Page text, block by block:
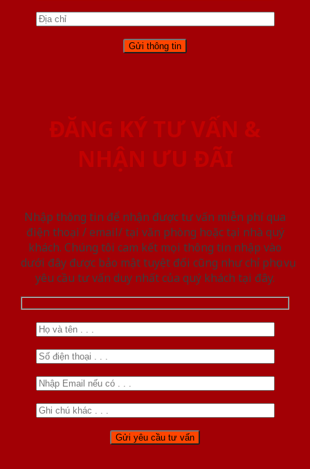
ĐĂNG KÝ TƯ VẤN &
NHẬN ƯU ĐÃI
Nhập thông tin để nhận được tư vấn miễn phí qua
điện thoại / email/ tại văn phòng hoặc tại nhà quý
khách. Chúng tôi cam kết mọi thông tin nhập vào
dưới đây được bảo mật tuyệt đối cũng như chỉ phục vụ
yêu cầu tư vấn duy nhất của quý khách tại đây.